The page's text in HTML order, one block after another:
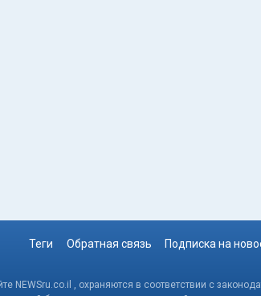
Теги Обратная связь Подписка на
NEWSru.co.il , охраняются в соответствии с